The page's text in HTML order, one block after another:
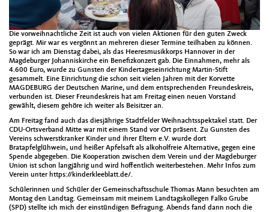
Die vorweihnachtliche Zeit ist auch von vielen Aktionen für den guten Zweck
geprägt. Mir war es vergönnt an mehreren dieser Termine teilhaben zu können.
So war ich am Dienstag dabei, als das Heeresmusikkorps Hannover in der
Magdeburger Johanniskirche ein Benefizkonzert gab. Die Einnahmen, mehr als
4.600 Euro, wurde zu Gunsten der Kindertageseinrichtung Martin-Stift
gesammelt. Eine Einrichtung die schon seit vielen Jahren mit der Korvette
MAGDEBURG der Deutschen Marine, und dem entsprechenden Freundeskreis,
verbunden ist. Dieser Freundeskreis hat am Freitag einen neuen Vorstand
gewählt, diesem gehöre ich weiter als Beisitzer an.
Am Freitag fand auch das diesjährige Stadtfelder Weihnachtsspektakel statt. Der
CDU-Ortsverband Mitte war mit einem Stand vor Ort präsent. Zu Gunsten des
Vereins schwerstkranker Kinder und ihrer Eltern e.V. wurde dort
Bratapfelglühwein, und heißer Apfelsaft als alkoholfreie Alternative, gegen eine
Spende abgegeben. Die Kooperation zwischen dem Verein und der Magdeburger
Union ist schon langjährig und wird hoffentlich weiterbestehen. Mehr Infos zum
Verein unter https://kinderkleeblatt.de/.
Schülerinnen und Schüler der Gemeinschaftsschule Thomas Mann besuchten am
Montag den Landtag. Gemeinsam mit meinem Landtagskollegen Falko Grube
(SPD) stellte ich mich der einstündigen Befragung. Abends fand dann noch die